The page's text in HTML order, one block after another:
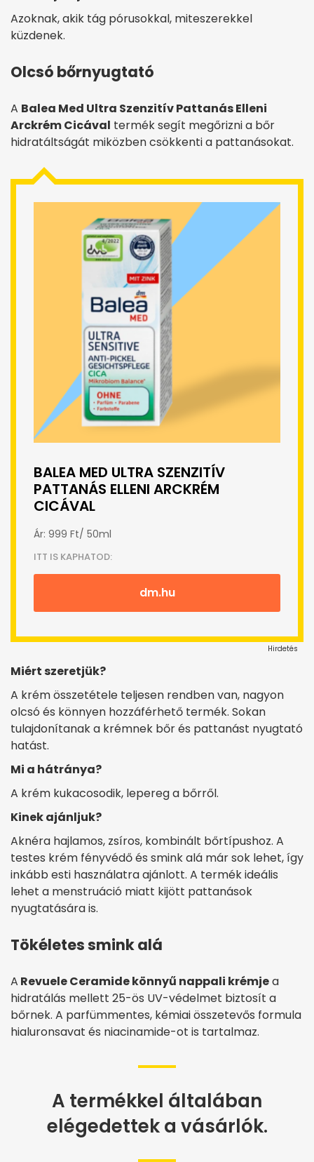
Azoknak, akik tág pórusokkal, miteszerekkel
küzdenek.
Olcsó bőrnyugtató
A Balea Med Ultra Szenzitív Pattanás Elleni
Arckrém Cicával termék segít megőrizni a bőr
hidratáltságát miközben csökkenti a pattanásokat.
BALEA MED ULTRA SZENZITÍV
PATTANÁS ELLENI ARCKRÉM
CICÁVAL
Ár: 999 Ft/ 50ml
ITT IS KAPHATOD:
dm.hu
Hirdetés
Miért szeretjük?
A krém összetétele teljesen rendben van, nagyon
olcsó és könnyen hozzáférhető termék. Sokan
tulajdonítanak a krémnek bőr és pattanást nyugtató
hatást.
Mi a hátránya?
A krém kukacosodik, lepereg a bőrről.
Kinek ajánljuk?
Aknéra hajlamos, zsíros, kombinált bőrtípushoz. A
testes krém fényvédő és smink alá már sok lehet, így
inkább esti használatra ajánlott. A termék ideális
lehet a menstruáció miatt kijött pattanások
nyugtatására is.
Tökéletes smink alá
A Revuele Ceramide könnyű nappali krémjea
hidratálás mellett 25-ös UV-védelmet biztosít a
bőrnek. A parfümmentes, kémiai összetevős formula
hialuronsavat és niacinamide-ot is tartalmaz.
A termékkel általában
elégedettek a vásárlók.